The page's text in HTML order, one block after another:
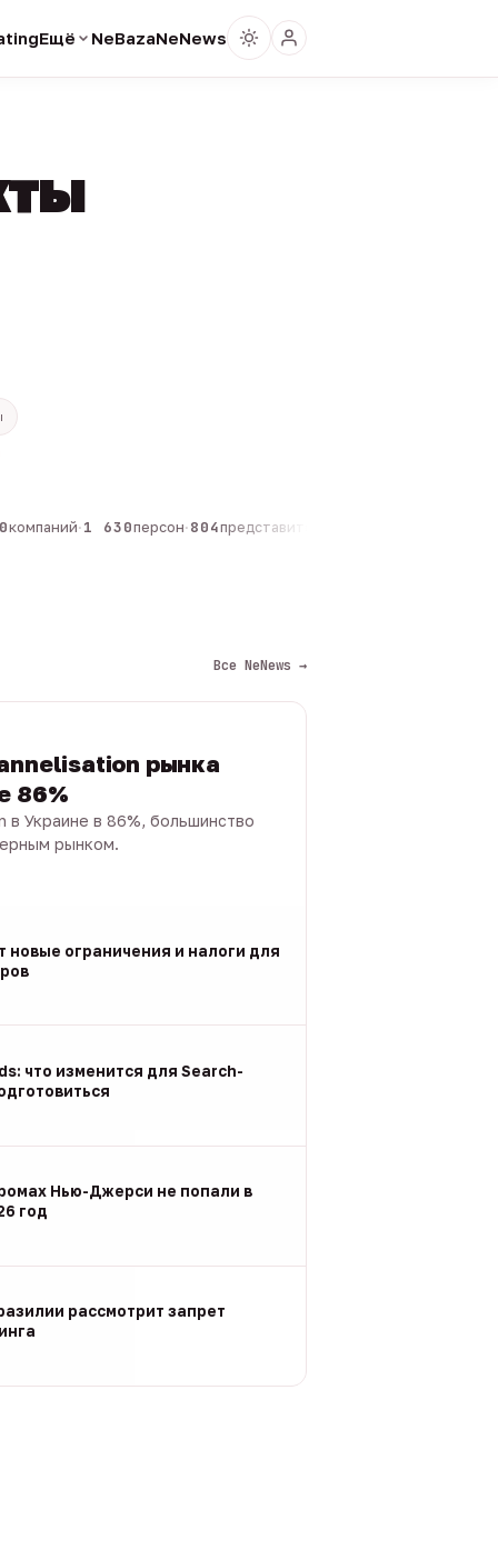
Ещё NeBazaNeNews
·1 630персон·804представителей
Все NeNews →
рынка
86%
в Украине в 86%, большинство
рынком.
новые ограничения и налоги для
что изменится для Search-
Нью-Джерси не попали в
год
рассмотрит запрет